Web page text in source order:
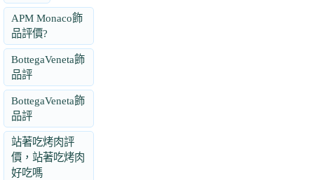
APM Monaco飾
品評價?
BottegaVeneta飾
品評
BottegaVeneta飾
品評
站著吃烤肉評
價，站著吃烤肉
好吃嗎